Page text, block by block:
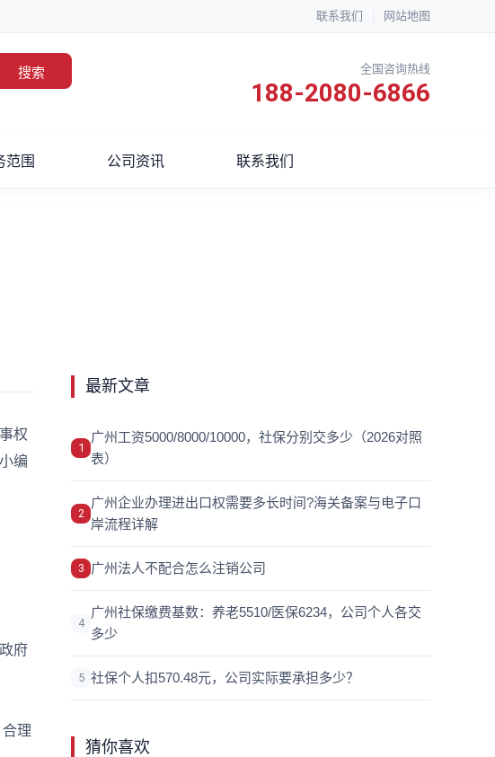
联系我们 网站地图
搜索 全国咨询热线
188-2080-6866
范围 公司资讯 联系我们
权
编
府
理
最新文章
1
广州工资5000/8000/10000，社保分别交多少（2026对照
表）
2
广州企业办理进出口权需要多长时间?海关备案与电子口
岸流程详解
3 广州法人不配合怎么注销公司
4
广州社保缴费基数：养老5510/医保6234，公司个人各交
多少
5 社保个人扣570.48元，公司实际要承担多少？
猜你喜欢